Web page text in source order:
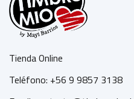
Tienda Online
Teléfono: +56 9 9857 3138